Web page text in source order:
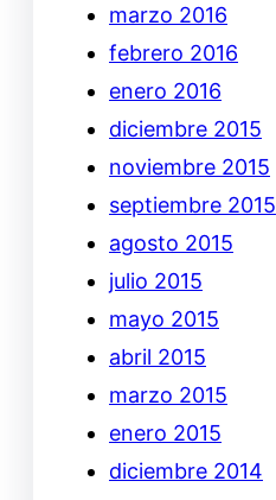
marzo 2016
febrero 2016
enero 2016
diciembre 2015
noviembre 2015
septiembre 2015
agosto 2015
julio 2015
mayo 2015
abril 2015
marzo 2015
enero 2015
diciembre 2014